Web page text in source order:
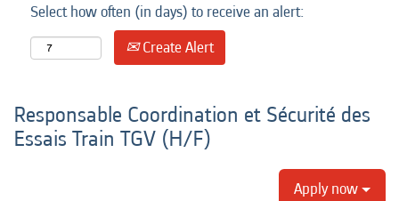
Select how often (in days) to receive an alert:
Create Alert
Responsable Coordination et Sécurité des
Essais Train TGV (H/F)
Apply now